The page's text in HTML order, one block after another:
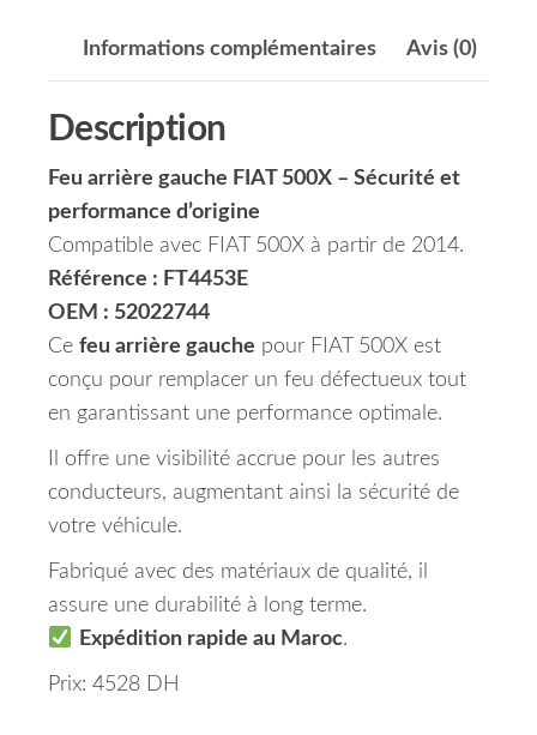
Informations complémentaires Avis (0)
Description
Feu arrière gauche FIAT 500X – Sécurité et
performance d’origine
Compatible avec FIAT 500X à partir de 2014.
Référence : FT4453E
OEM : 52022744
Ce feu arrière gauche pour FIAT 500X est
conçu pour remplacer un feu défectueux tout
en garantissant une performance optimale.
Il offre une visibilité accrue pour les autres
conducteurs, augmentant ainsi la sécurité de
votre véhicule.
Fabriqué avec des matériaux de qualité, il
assure une durabilité à long terme.
Expédition rapide au Maroc.
Prix: 4528 DH